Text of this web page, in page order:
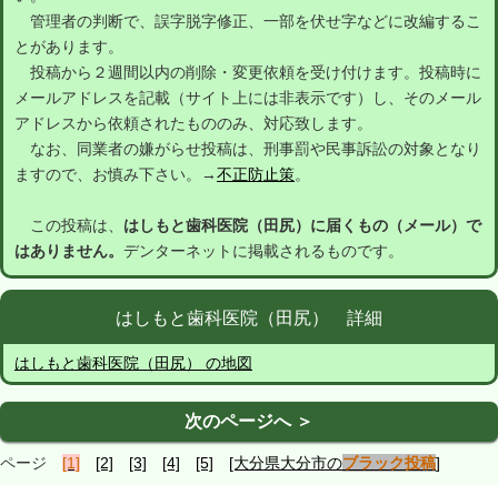
管理者の判断で、誤字脱字修正、一部を伏せ字などに改編するこ
とがあります。
投稿から２週間以内の削除・変更依頼を受け付けます。投稿時に
メールアドレスを記載（サイト上には非表示です）し、そのメール
アドレスから依頼されたもののみ、対応致します。
なお、同業者の嫌がらせ投稿は、刑事罰や民事訴訟の対象となり
ますので、お慎み下さい。→不正防止策。
この投稿は、 はしもと歯科医院（田尻）に届くもの（メール）で
はありません。 デンターネットに掲載されるものです。
はしもと歯科医院（田尻） 詳細
はしもと歯科医院（田尻） の地図
次のページへ ＞
ページ [1] [2] [3] [4] [5] [大分県大分市のブラック投稿]